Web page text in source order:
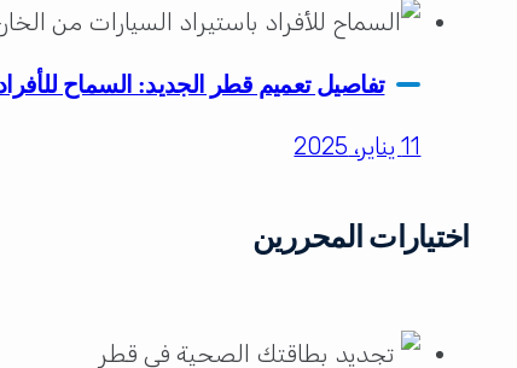
تفاصيل تعميم قطر الجديد: السماح
11 يناير، 2025
اختيارات المحررين